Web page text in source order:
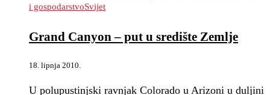
i gospodarstvoSvijet
Grand Canyon – put u središte Zemlje
18. lipnja 2010.
U polupustinjski ravnjak Colorado u Arizoni u duljini